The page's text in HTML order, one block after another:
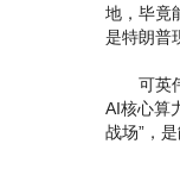
地，毕竟
是特朗普
可英伟
AI核心算
战场”，